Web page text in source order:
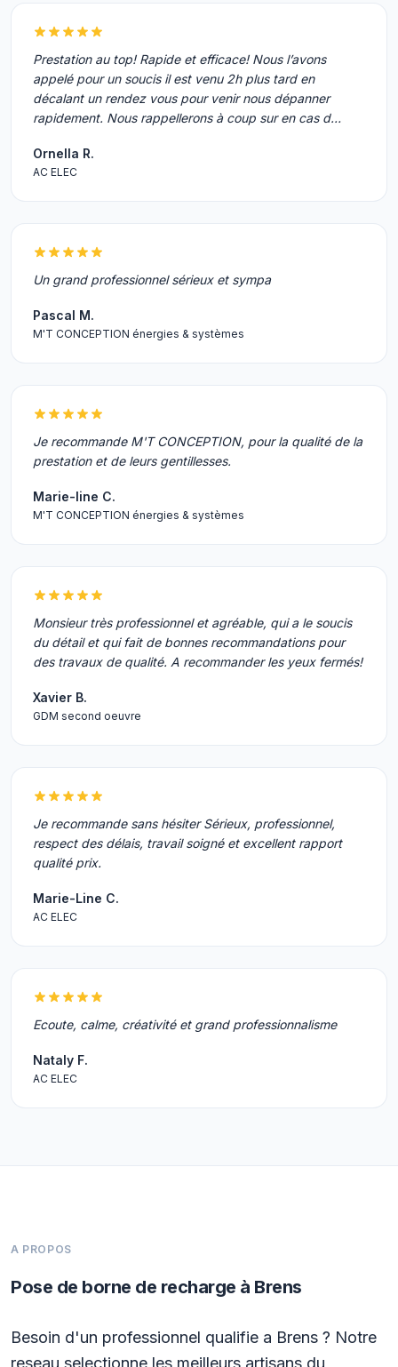
Prestation au top! Rapide et efficace! Nous l’avons
appelé pour un soucis il est venu 2h plus tard en
décalant un rendez vous pour venir nous dépanner
rapidement. Nous rappellerons à coup sur en cas d…
Ornella R.
AC ELEC
Un grand professionnel sérieux et sympa
Pascal M.
M'T CONCEPTION énergies & systèmes
Je recommande M'T CONCEPTION, pour la qualité de la
prestation et de leurs gentillesses.
Marie-line C.
M'T CONCEPTION énergies & systèmes
Monsieur très professionnel et agréable, qui a le soucis
du détail et qui fait de bonnes recommandations pour
des travaux de qualité. A recommander les yeux fermés!
Xavier B.
GDM second oeuvre
Je recommande sans hésiter Sérieux, professionnel,
respect des délais, travail soigné et excellent rapport
qualité prix.
Marie-Line C.
AC ELEC
Ecoute, calme, créativité et grand professionnalisme
Nataly F.
AC ELEC
A PROPOS
Pose de borne de recharge à Brens
Besoin d'un professionnel qualifie a Brens ? Notre
reseau selectionne les meilleurs artisans du